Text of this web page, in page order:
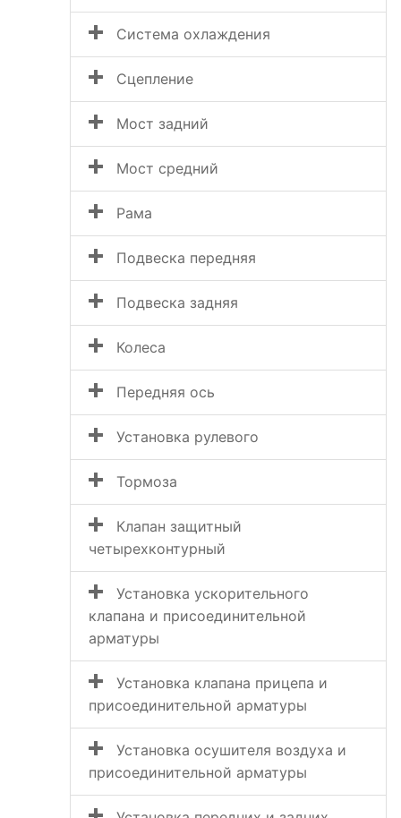
Система охлаждения
Сцепление
Мост задний
Мост средний
Рама
Подвеска передняя
Подвеска задняя
Колеса
Передняя ось
Установка рулевого
Тормоза
Клапан защитный
четырехконтурный
Установка ускорительного
клапана и присоединительной
арматуры
Установка клапана прицепа и
присоединительной арматуры
Установка осушителя воздуха и
присоединительной арматуры